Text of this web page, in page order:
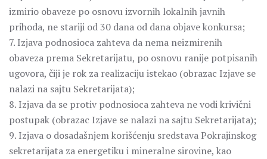
izmirio obaveze po osnovu izvornih lokalnih javnih
prihoda, ne stariji od 30 dana od dana objave konkursa;
7. Izjava podnosioca zahteva da nema neizmirenih
obaveza prema Sekretarijatu, po osnovu ranije potpisanih
ugovora, čiji je rok za realizaciju istekao (obrazac Izjave se
nalazi na sajtu Sekretarijata);
8. Izjava da se protiv podnosioca zahteva ne vodi krivični
postupak (obrazac Izjave se nalazi na sajtu Sekretarijata);
9. Izjava o dosadašnjem korišćenju sredstava Pokrajinskog
sekretarijata za energetiku i mineralne sirovine, kao